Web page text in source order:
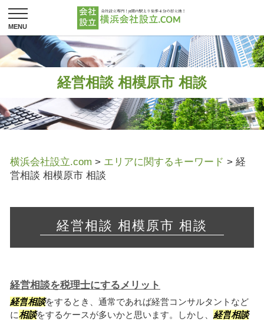
経営相談 相模原市 相談
横浜会社設立.com > エリアに関するキーワード > 経
営相談 相模原市 相談
経営相談 相模原市 相談
経営相談を税理士にするメリット
経営相談をするとき、通常であれば経営コンサルタントなど
に相談をするケースが多いかと思います。しかし、 経営相談